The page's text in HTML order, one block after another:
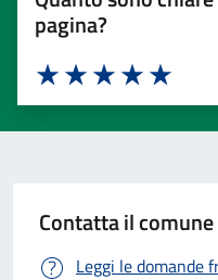
pagina?
Valuta 5
Valuta 4
Valuta 3 stelle
Valuta 2 stelle su 5
Valuta 1 stelle su 5
Contatta il comune
Leggi le domande